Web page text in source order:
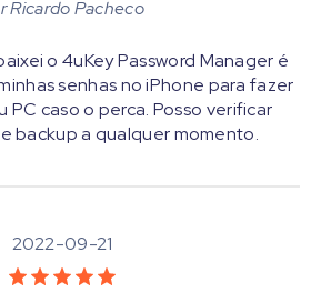
Ricardo Pacheco
o 4uKey Password Manager é
senhas no iPhone para fazer
PC caso o perca. Posso verificar
backup a qualquer momento.
2022-09-21